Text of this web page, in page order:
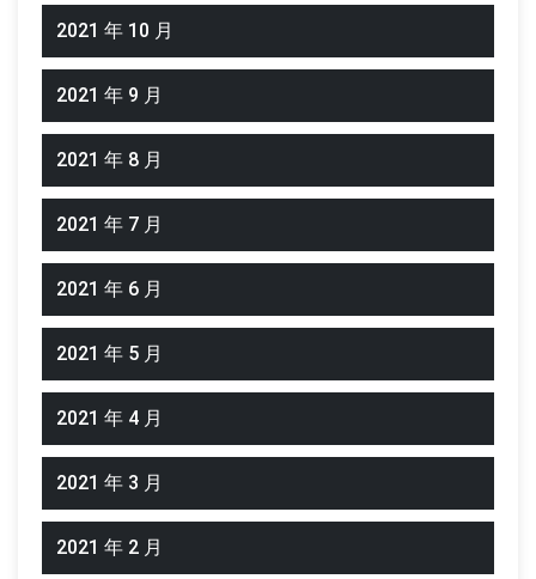
2021 年 10 月
2021 年 9 月
2021 年 8 月
2021 年 7 月
2021 年 6 月
2021 年 5 月
2021 年 4 月
2021 年 3 月
2021 年 2 月